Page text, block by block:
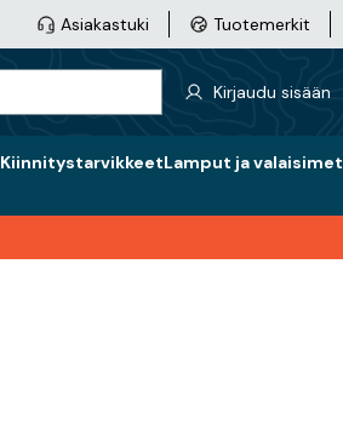
Asiakastuki Tuotemerkit
Kirjaudu sisään
KiinnitystarvikkeetLamput ja valaisimet